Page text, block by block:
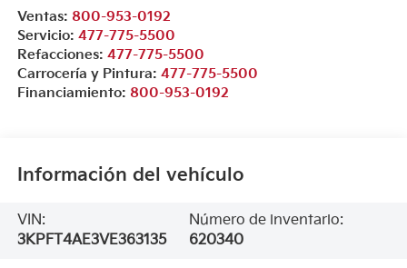
Ventas: 800-953-0192
Servicio: 477-775-5500
Refacciones: 477-775-5500
Carrocería y Pintura: 477-775-5500
Financiamiento: 800-953-0192
Información del vehículo
VIN:
3KPFT4AE3VE363135
Número de inventario:
620340